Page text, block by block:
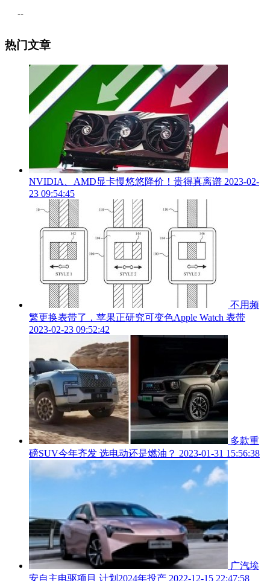
热门文章
NVIDIA、AMD显卡慢悠悠降价！贵得真离谱 2023-02-
23 09:54:45
不用频
繁更换表带了，苹果正研究可变色Apple Watch 表带
2023-02-23 09:52:42
多款重
磅SUV今年齐发 选电动还是燃油？ 2023-01-31 15:56:38
广汽埃
安自主电驱项目 计划2024年投产 2022-12-15 22:47:58